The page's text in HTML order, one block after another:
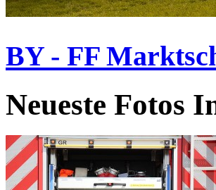
BY - FF
Neueste Fotos